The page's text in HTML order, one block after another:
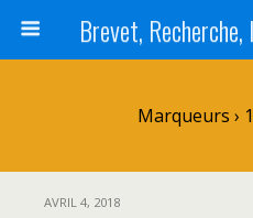
Marqueurs ›
AVRIL 4, 2018